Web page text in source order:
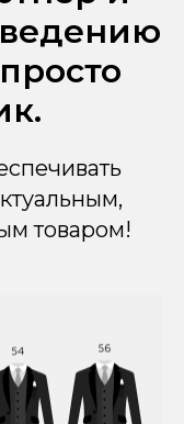
ведению
товаром!